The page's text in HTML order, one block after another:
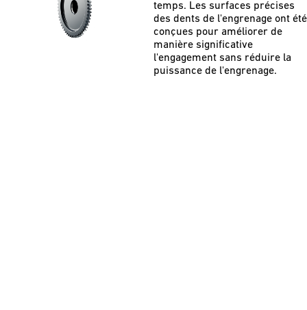
temps. Les surfaces précises
des dents de l'engrenage ont été
conçues pour améliorer de
manière significative
l'engagement sans réduire la
puissance de l'engrenage.